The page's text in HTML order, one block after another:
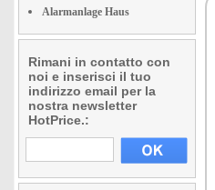
Alarmanlage Haus
Rimani in contatto con
noi e inserisci il tuo
indirizzo email per la
nostra newsletter
HotPrice.: